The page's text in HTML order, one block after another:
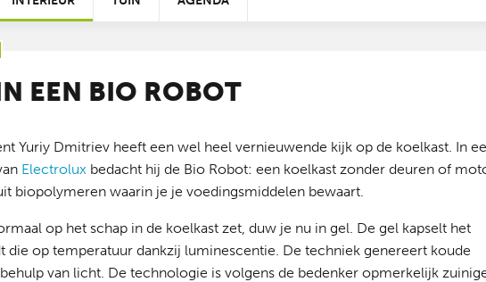
CONCEPTEN
RAMEN EN DEUREN
TECHNIEKEN
DOMOTICA
TIPS EN ADVIES
ELK HUIS ENERGIEZUINIG
TEGEN 2050
ZO
VLOEREN
RAAMBEKLEDING
CONCEPTEN
AFWERKING
ANDERE
EEN DOUCHEBELEVING DIE
20% STILLER IS
DE
MEUBELS
MATERIALEN
VERANDAS
WELLNESS
ANDERE
BOUWINNOVATIE 2019 -
GEZOND WONEN
OP EN
50 JAAR BIËNNALE
INTERIEUR
WIN EEN
EEN BIO ROBOT
Yuriy Dmitriev heeft een wel heel vernieuwende kijk op de koelkast. In
Electrolux bedacht hij de Bio Robot: een koelkast zonder deuren of
biopolymeren waarin je je voedingsmiddelen bewaart.
op het schap in de koelkast zet, duw je nu in gel. De gel kapselt het
die op temperatuur dankzij luminescentie. De techniek genereert koude
van licht. De technologie is volgens de bedenker opmerkelijk